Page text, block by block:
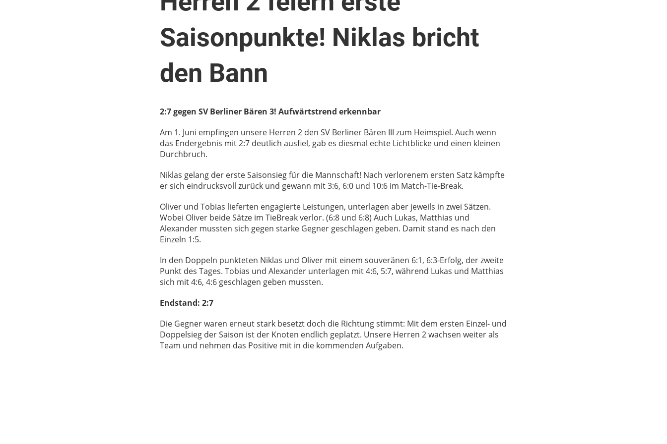
Saisonpunkte! Niklas bricht
den Bann
2:7 gegen SV Berliner Bären 3! Aufwärtstrend erkennbar
Am 1. Juni empfingen unsere Herren 2 den SV Berliner Bären III zum Heimspiel. Auch wenn
das Endergebnis mit 2:7 deutlich ausfiel, gab es diesmal echte Lichtblicke und einen kleinen
Durchbruch.
Niklas gelang der erste Saisonsieg für die Mannschaft! Nach verlorenem ersten Satz kämpfte
er sich eindrucksvoll zurück und gewann mit 3:6, 6:0 und 10:6 im Match-Tie-Break.
Oliver und Tobias lieferten engagierte Leistungen, unterlagen aber jeweils in zwei Sätzen.
Wobei Oliver beide Sätze im TieBreak verlor. (6:8 und 6:8) Auch Lukas, Matthias und
Alexander mussten sich gegen starke Gegner geschlagen geben. Damit stand es nach den
Einzeln 1:5.
In den Doppeln punkteten Niklas und Oliver mit einem souveränen 6:1, 6:3-Erfolg, der zweite
Punkt des Tages. Tobias und Alexander unterlagen mit 4:6, 5:7, während Lukas und Matthias
sich mit 4:6, 4:6 geschlagen geben mussten.
Endstand: 2:7
Die Gegner waren erneut stark besetzt doch die Richtung stimmt: Mit dem ersten Einzel- und
Doppelsieg der Saison ist der Knoten endlich geplatzt. Unsere Herren 2 wachsen weiter als
Team und nehmen das Positive mit in die kommenden Aufgaben.